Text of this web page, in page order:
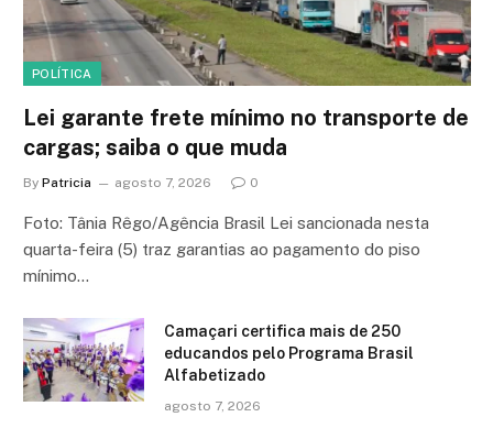
POLÍTICA
Lei garante frete mínimo no transporte de
cargas; saiba o que muda
By Patricia agosto 7, 2026 0
Foto: Tânia Rêgo/Agência Brasil Lei sancionada nesta
quarta-feira (5) traz garantias ao pagamento do piso
mínimo…
Camaçari certifica mais de 250
educandos pelo Programa Brasil
Alfabetizado
agosto 7, 2026